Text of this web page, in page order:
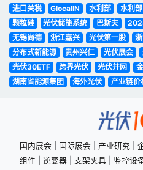
进口关税 GlocalIN 水利部 水利部
颗粒硅
光伏储能系统 巴斯夫
无锡尚德
浙江嘉兴 光伏第一股
分布式新能源
贵州兴仁 光伏展会
光伏30ETF
跨界光伏 光伏并网
湖南省能源集团
海外光伏 产业链价
国内展会 国际展会 产业研究
组件
逆变器 支架夹具 监控设